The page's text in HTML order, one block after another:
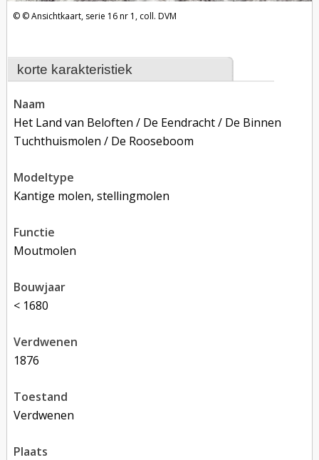
korte karakteristiek
naam
Het Land van Beloften / De Eendracht / De Binnen
Tuchthuismolen / De Rooseboom
modeltype
Kantige molen, stellingmolen
functie
moutmolen
bouwjaar
< 1680
verdwenen
1876
toestand
verdwenen
plaats
Ansichtkaart, serie 16 nr 1, coll. DVM